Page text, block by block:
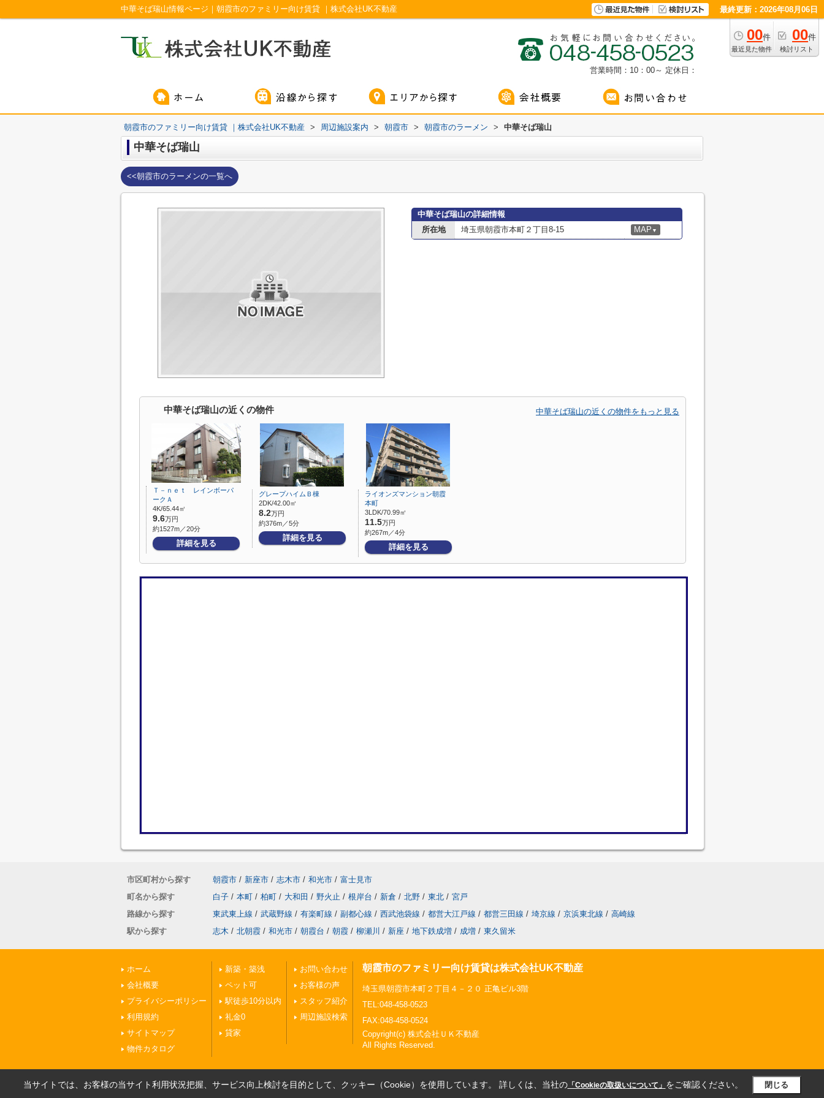
中華そば瑞山情報ページ｜朝霞市のファミリー向け賃貸 ｜株式会社UK不動産 最終更新：2026年08月06日
00件
最近見た物件
00件
検討リスト
営業時間：10：00～ 定休日：
朝霞市のファミリー向け賃貸 ｜株式会社UK不動産 > 周辺施設案内 > 朝霞市 > 朝霞市のラーメン > 中華そば瑞山
中華そば瑞山
<<朝霞市のラーメンの一覧へ
中華そば瑞山の詳細情報
所在地
埼玉県朝霞市本町２丁目8-15 MAP ▼
中華そば瑞山の近くの物件 中華そば瑞山の近くの物件をもっと見る
Ｔ－ｎｅｔ レインボーパ
ークＡ
4K/65.44㎡
9.6万円
約1527m／20分
詳細を見る
グレープハイムＢ棟
2DK/42.00㎡
8.2万円
約376m／5分
詳細を見る
ライオンズマンション朝霞
本町
3LDK/70.99㎡
11.5万円
約267m／4分
詳細を見る
市区町村から探す 朝霞市 / 新座市 / 志木市 / 和光市 / 富士見市
町名から探す
白子 / 本町 / 柏町 / 大和田 / 野火止 / 根岸台 / 新倉 / 北野 / 東北 / 宮戸
路線から探す
東武東上線 / 武蔵野線 / 有楽町線 / 副都心線 / 西武池袋線 / 都営大江戸線 / 都営三田線 / 埼京線 / 京浜東北線 / 高崎線
駅から探す
志木 / 北朝霞 / 和光市 / 朝霞台 / 朝霞 / 柳瀬川 / 新座 / 地下鉄成増 / 成増 / 東久留米
ホーム
会社概要
プライバシーポリシー
利用規約
サイトマップ
物件カタログ
新築・築浅
ペット可
駅徒歩10分以内
礼金0
貸家
お問い合わせ
お客様の声
スタッフ紹介
周辺施設検索
朝霞市のファミリー向け賃貸は株式会社UK不動産
埼玉県朝霞市本町２丁目４－２０ 正亀ビル3階
TEL:048-458-0523
FAX:048-458-0524
Copyright(c) 株式会社ＵＫ不動産
All Rights Reserved.
当サイトでは、お客様の当サイト利用状況把握、サービス向上検討を目的として、クッキー（Cookie）を使用しています。 詳しくは、当社の「Cookieの取扱いについて」 をご確認ください。 閉じる